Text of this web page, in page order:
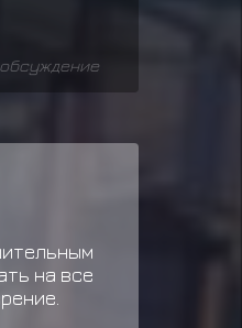
обсуждение
на все